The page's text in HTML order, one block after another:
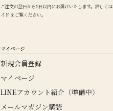
ご注文の翌日から5日以内にお届けいたします。詳しくは
イド をご覧ください。
マイページ
新規会員登録
マイページ
LINEアカウント紹介（準備中）
メールマガジン購読